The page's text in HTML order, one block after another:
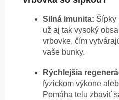
Silná imunita: Šípky
už aj tak vysoký
vrbovke, čím
vaše bunky.
Rýchlejšia
fyzickom výkone
Pomáha telu zbaviť